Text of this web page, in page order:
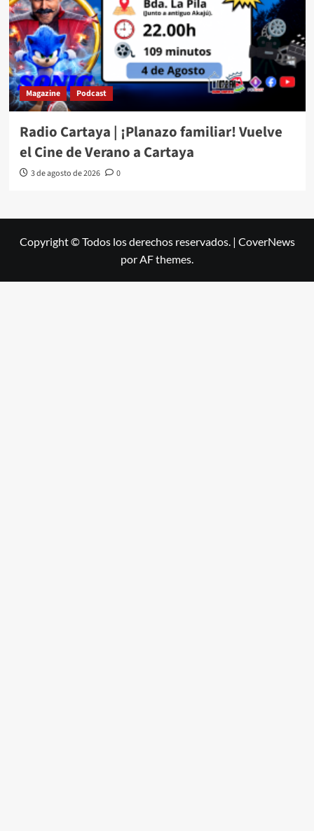
Magazine Podcast
Radio Cartaya | ¡Planazo familiar! Vuelve
el Cine de Verano a Cartaya
3 de agosto de 2026 0
Copyright © Todos los derechos reservados. | CoverNews
por AF themes.